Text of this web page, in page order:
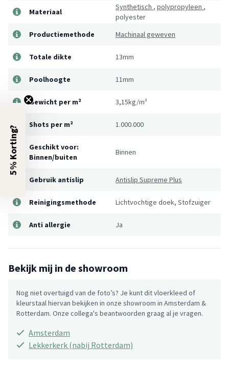
Materiaal
Synthetisch , polypropyleen ,
polyester
Productiemethode
Machinaal geweven
Totale dikte 13mm
Poolhoogte 11mm
Gewicht per m² 3,15kg/m²
Shots per m² 1.000.000
Geschikt voor:
Binnen/buiten
Binnen
Gebruik antislip Antislip Supreme Plus
Reinigingsmethode Lichtvochtige doek, Stofzuiger
Anti allergie Ja
Bekijk mij in de showroom
Nog niet overtuigd van de foto’s? Je kunt dit vloerkleed of
kleurstaal hiervan bekijken in onze showroom in Amsterdam &
Rotterdam. Onze collega's beantwoorden graag al je vragen.
Amsterdam
Lekkerkerk (nabij Rotterdam)
5% Korting?